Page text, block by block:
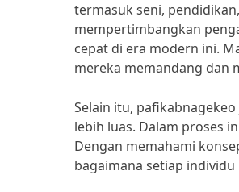
termasuk seni,
mempertimbangkan
cepat di era modern ini.
mereka memandang dan
Selain itu,
lebih luas. Dalam proses
Dengan memahami
bagaimana setiap